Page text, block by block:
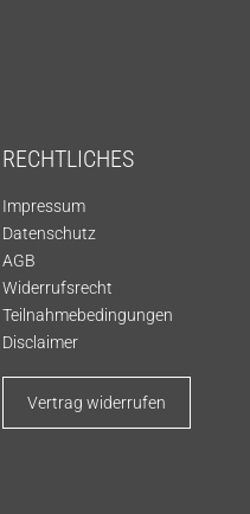
RECHTLICHES
Impressum
Datenschutz
AGB
Widerrufsrecht
Teilnahmebedingungen
Disclaimer
Vertrag widerrufen